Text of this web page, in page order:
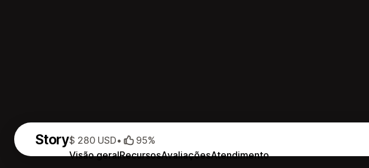
Story
Visão geralRecursosAvaliaçõesAtendimento
$ 280 USD• 95%